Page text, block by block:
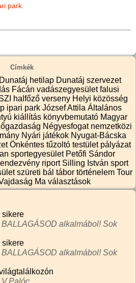
park
Címkék
Dunatáj hetilap Dunatáj szervezet
Fácán vadászegyesületfalusi
halfőző verseny Helyi közösség
ipari park József Attila Általános
kiállítás könyvbemutató Magyar
Négyesfogat nemzetközi
Nyári játékok Nyugat-Bácska
Önkéntes tűzoltó testület pályázat
sportegyesület Petőfi Sándor
riport Silling István sport
szüreti bál tábor történelem Tour
Ma választások
sikere
alkalmábol! Sok
sikere
alkalmábol! Sok
V.Palóc